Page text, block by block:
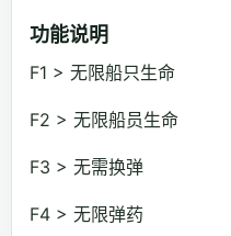
功能说明
F1 > 无限船只生命
F2 > 无限船员生命
F3 > 无需换弹
F4 > 无限弹药